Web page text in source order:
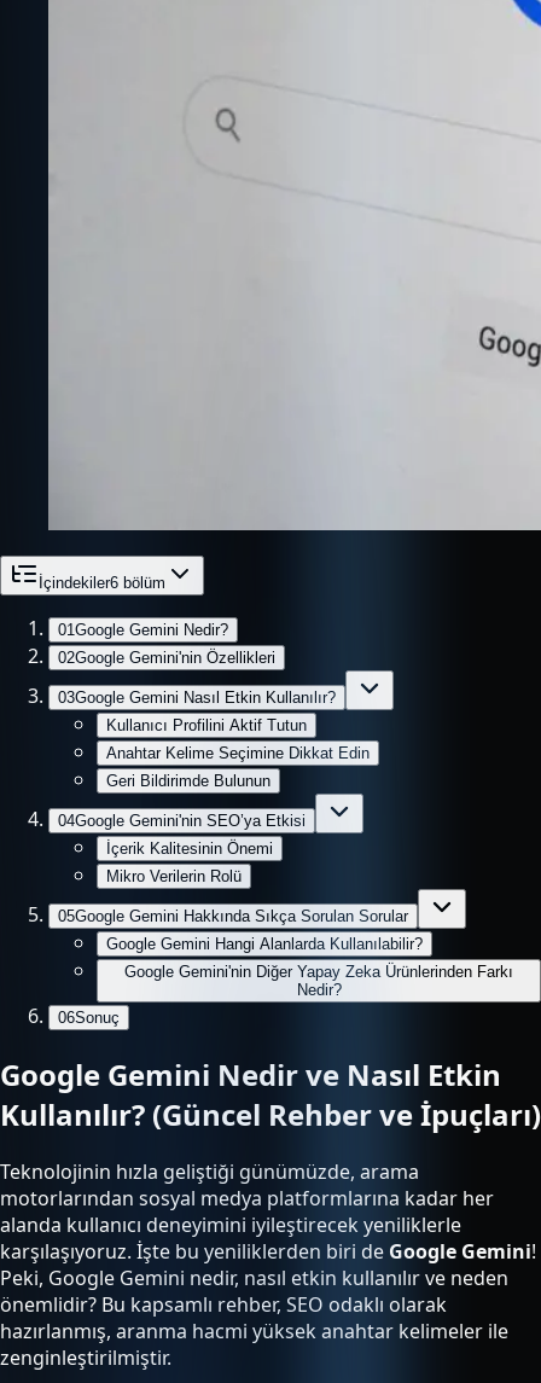
İçindekiler6 bölüm
01 Google Gemini Nedir?
02Google Gemini'nin Özellikleri
03Google Gemini Nasıl Etkin Kullanılır?
Kullanıcı Profilini Aktif Tutun
Anahtar Kelime Seçimine Dikkat Edin
Geri Bildirimde Bulunun
04Google Gemini'nin SEO’ya Etkisi
İçerik Kalitesinin Önemi
Mikro Verilerin Rolü
05Google Gemini Hakkında Sıkça Sorulan Sorular
Google Gemini Hangi Alanlarda Kullanılabilir?
Google Gemini'nin Diğer Yapay Zeka Ürünlerinden Farkı
Nedir?
06Sonuç
Google Gemini Nedir ve Nasıl Etkin
Kullanılır? (Güncel Rehber ve İpuçları)
Teknolojinin hızla geliştiği günümüzde, arama
motorlarından sosyal medya platformlarına kadar her
alanda kullanıcı deneyimini iyileştirecek yeniliklerle
karşılaşıyoruz. İşte bu yeniliklerden biri de Google Gemini!
Peki, Google Gemini nedir, nasıl etkin kullanılır ve neden
önemlidir? Bu kapsamlı rehber, SEO odaklı olarak
hazırlanmış, aranma hacmi yüksek anahtar kelimeler ile
zenginleştirilmiştir.